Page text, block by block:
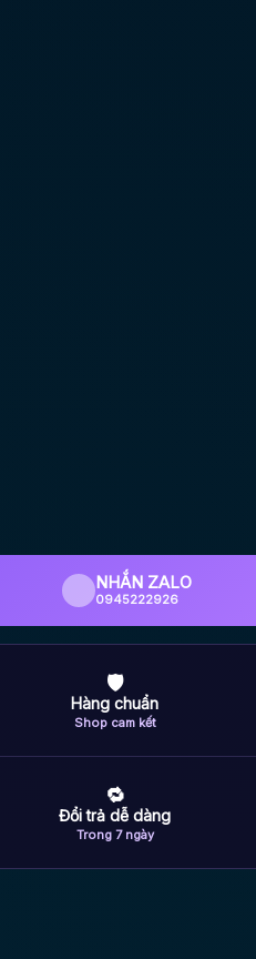
NHẮN ZALO
0945222926
🛡
Hàng chuẩn
Shop cam kết
🔁
Đổi trả dễ dàng
Trong 7 ngày